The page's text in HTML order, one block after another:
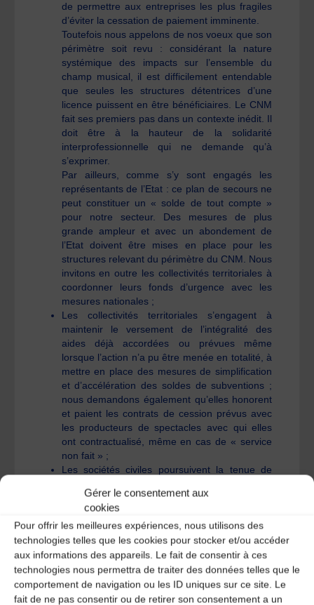
Gérer le consentement aux
cookies
Pour offrir les meilleures expériences, nous utilisons des
technologies telles que les cookies pour stocker et/ou accéder
aux informations des appareils. Le fait de consentir à ces
technologies nous permettra de traiter des données telles que le
comportement de navigation ou les ID uniques sur ce site. Le
fait de ne pas consentir ou de retirer son consentement a un
de permettre aux entreprises les plus fragiles
d’éviter la cessation de paiement imminente.
Toutefois nous appelons de nos voeux que son
périmètre soit revu : considérant la nature
systémique des impacts sur l’ensemble du
champ musical, il est difficilement entendable
que seules les structures détentrices d’une
licence puissent en être bénéficiaires. Le CNM
fait ses premiers pas dans un contexte inédit. Il
doit être à la hauteur de la solidarité
interprofessionnelle qui ne demande qu’à
s’exprimer.
Par ailleurs, comme s’y sont engagés les
représentants de l’Etat : ce plan de secours ne
peut constituer un « solde de tout compte »
pour notre secteur. Des mesures de plus
grande ampleur et avec un abondement de
l’Etat doivent être mises en place pour les
structures relevant du périmètre du CNM. Nous
invitons en outre les collectivités territoriales à
coordonner leurs fonds d’urgence avec les
mesures nationales ;
Les collectivités territoriales s’engagent à
maintenir le versement de l’intégralité des
aides déjà accordées ou prévues même
lorsque l’action n’a pu être menée en totalité, à
mettre en place des mesures de simplification
et d’accélération des soldes de subventions ;
nous demandons également qu’elles honorent
et paient les contrats de cession prévus avec
les producteurs de spectacles avec qui elles
ont contractualisé, même en cas de « service
non fait » ;
Les sociétés civiles poursuivent la tenue de
mettre davantage en difficulté les entreprises,
versent rapidement les soldes et maintiennent
les aides déjà versées, même lorsque les
actions n’auront pu avoir lieu ;
Les grandes enseignes de la distribution paient
en temps et en heure leurs fournisseurs, au
risque de les fragiliser, eux et les structures
qu’ils distribuent ;